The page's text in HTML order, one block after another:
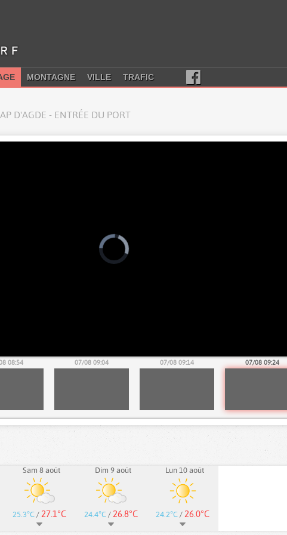
MONTAGNE VILLE TRAFIC
D'AGDE - ENTRÉE DU PORT
08:54 07/08 09:04 07/08 09:14 07/08 09:24
Sam 8 août
25.3°C / 27.1°C
Dim 9 août
24.4°C / 26.8°C
Lun 10 août
24.2°C / 26.0°C